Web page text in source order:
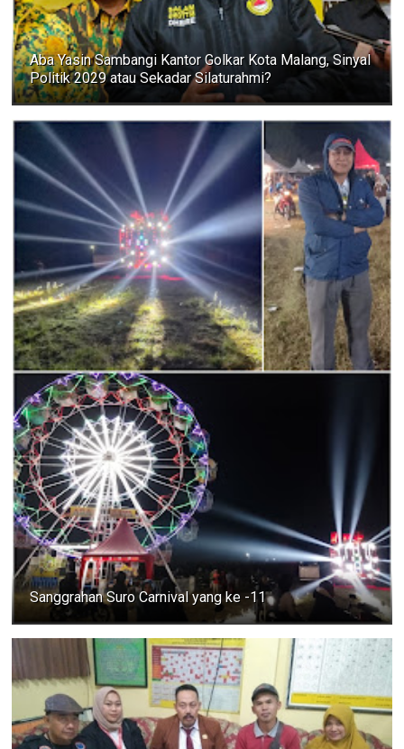
Aba Yasin Sambangi Kantor Golkar Kota Malang, Sinyal
Politik 2029 atau Sekadar Silaturahmi?
Sanggrahan Suro Carnival yang ke -11